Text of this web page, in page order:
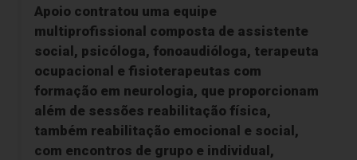
Apoio contratou uma equipe
multiprofissional composta de assistente
social, psicóloga, fonoaudióloga, terapeuta
ocupacional e fisioterapeutas com
formação em neurologia, que proporcionam
além de sessões reabilitação física,
também reabilitação emocional e social,
com encontros de grupo e individual,